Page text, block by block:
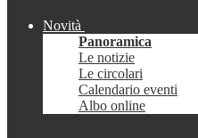
Novità
Panoramica
Le notizie
Le circolari
Calendario eventi
Albo online